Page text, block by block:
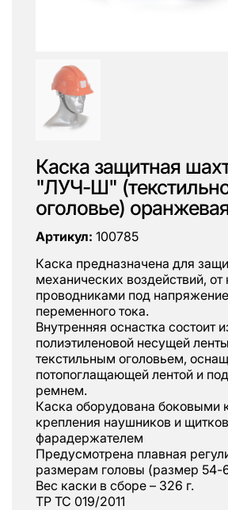
Каска защитная
"ЛУЧ-Ш"
оголовье)
Артикул: 100785
Каска предназначена для
механических воздействий, от
проводниками под
переменного тока.
Внутренняя оснастка состоит
полиэтиленовой несущей
текстильным оголовьем,
потопоглащающей лентой и
ремнем.
Каска оборудована боковыми
крепления наушников и
фарадержателем
Предусмотрена плавная
размерам головы (размер 54-
Вес каски в сборе – 326 г.
ТР ТС 019/2011